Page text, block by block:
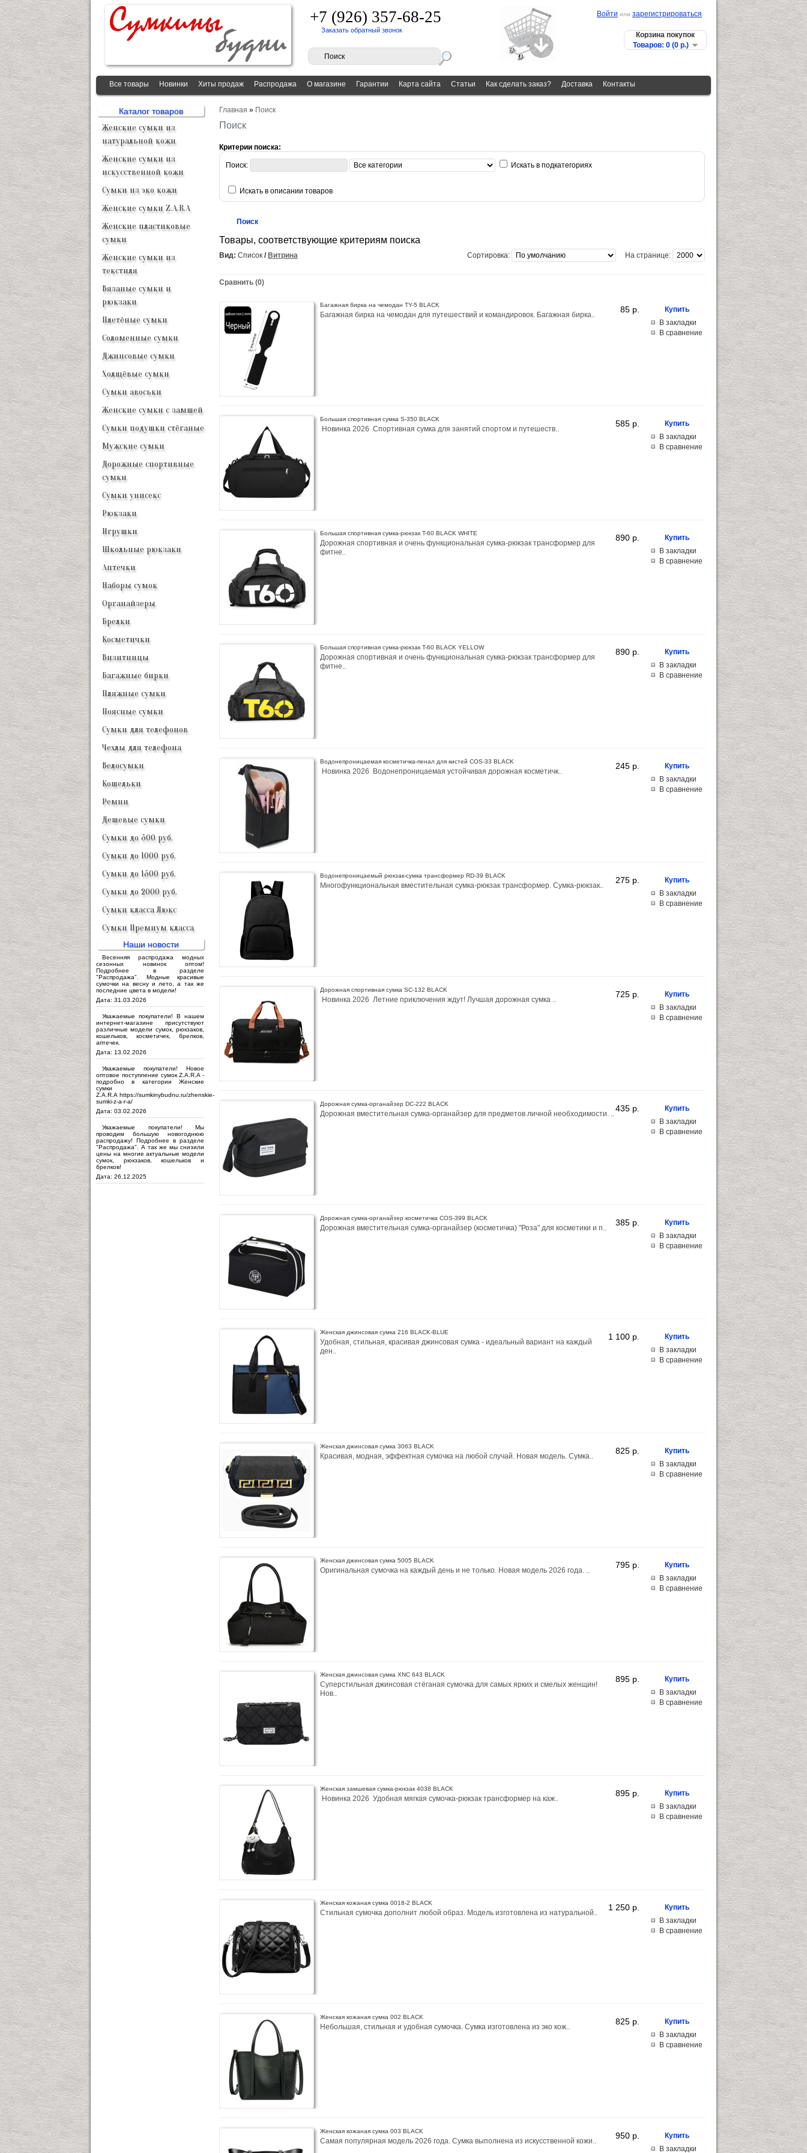
+7 (926) 357-68-25
Заказать обратный звонок
Корзина покупок
Товаров: 0 (0 p.)
Войти или зарегистрироваться
Все товары Новинки Хиты продаж Распродажа О магазине Гарантии Карта сайта Статьи Как сделать заказ? Доставка Контакты
Каталог товаров
Женские сумки из
натуральной кожи
Женские сумки из
искусственной кожи
Сумки из эко кожи
Женские сумки Z.A.R.A
Женские пластиковые
сумки
Женские сумки из
текстиля
Вязаные сумки и
рюкзаки
Плетёные сумки
Соломенные сумки
Джинсовые сумки
Холщёвые сумки
Сумки авоськи
Женские сумки с замшей
Сумки подушки стёганые
Мужские сумки
Дорожные спортивные
сумки
Сумки унисекс
Рюкзаки
Игрушки
Школьные рюкзаки
Аптечки
Наборы сумок
Органайзеры
Брелки
Косметички
Визитницы
Багажные бирки
Пляжные сумки
Поясные сумки
Сумки для телефонов
Чехлы для телефона
Велосумки
Кошельки
Ремни
Дешевые сумки
Сумки до 500 руб.
Сумки до 1000 руб.
Сумки до 1500 руб.
Сумки до 2000 руб.
Сумки класса Люкс
Сумки Премиум класса
Наши новости
Весенняя распродажа модных
сезонных новинок оптом!
Подробнее в разделе
"Распродажа". Модные красивые
сумочки на весну и лето, а так же
последние цвета в модели!
Дата: 31.03.2026
Уважаемые покупатели! В нашем
интернет-магазине присутствуют
различные модели сумок, рюкзаков,
кошельков, косметичек, брелков,
аптечек.
Дата: 13.02.2026
Уважаемые покупатели! Новое
оптовое поступление сумок Z.A.R.A -
подробно в категории Женские
сумки
Z.A.R.A https://sumkinybudnu.ru/zhenskie-
sumki-z-a-r-a/
Дата: 03.02.2026
Уважаемые покупатели! Мы
проводим большую новогоднюю
распродажу! Подробнее в разделе
"Распродажа". А так же мы снизили
цены на многие актуальные модели
сумок, рюкзаков, кошельков и
брелков!
Дата: 26.12.2025
Главная » Поиск
Поиск
Критерии поиска:
Поиск: Искать в подкатегориях
Искать в описании товаров
Товары, соответствующие критериям поиска
Вид: Список / Витрина На странице:
Сортировка:
Сравнить (0)
В закладки
В сравнение
85 p.
Багажная бирка на чемодан TY-5 BLACK
Багажная бирка на чемодан для путешествий и командировок. Багажная бирка..
В закладки
В сравнение
585 p.
Большая спортивная сумка S-350 BLACK
Новинка 2026 Спортивная сумка для занятий спортом и путешеств..
В закладки
В сравнение
890 p.
Большая спортивная сумка-рюкзак T-60 BLACK WHITE
Дорожная спортивная и очень функциональная сумка-рюкзак трансформер для
фитне..
В закладки
В сравнение
890 p.
Большая спортивная сумка-рюкзак T-60 BLACK YELLOW
Дорожная спортивная и очень функциональная сумка-рюкзак трансформер для
фитне..
В закладки
В сравнение
245 p.
Водонепроницаемая косметичка-пенал для кистей COS-33 BLACK
Новинка 2026 Водонепроницаемая устойчивая дорожная косметичк..
В закладки
В сравнение
275 p.
Водонепроницаемый рюкзак-сумка трансформер RD-39 BLACK
Многофункциональная вместительная сумка-рюкзак трансформер. Сумка-рюкзак..
В закладки
В сравнение
725 p.
Дорожная спортивная сумка SC-132 BLACK
Новинка 2026 Летние приключения ждут! Лучшая дорожная сумка ..
В закладки
В сравнение
435 p.
Дорожная сумка-органайзер DC-222 BLACK
Дорожная вместительная сумка-органайзер для предметов личной необходимости. ..
В закладки
В сравнение
385 p.
Дорожная сумка-органайзер косметичка COS-399 BLACK
Дорожная вместительная сумка-органайзер (косметичка) "Роза" для косметики и п..
В закладки
В сравнение
1 100 p.
Женская джинсовая сумка 216 BLACK-BLUE
Удобная, стильная, красивая джинсовая сумка - идеальный вариант на каждый
ден..
В закладки
В сравнение
825 p.
Женская джинсовая сумка 3063 BLACK
Красивая, модная, эффектная сумочка на любой случай. Новая модель. Сумка..
В закладки
В сравнение
795 p.
Женская джинсовая сумка 5005 BLACK
Оригинальная сумочка на каждый день и не только. Новая модель 2026 года. ..
В закладки
В сравнение
895 p.
Женская джинсовая сумка XNC 643 BLACK
Суперстильная джинсовая стёганая сумочка для самых ярких и смелых женщин!
Нов..
В закладки
В сравнение
895 p.
Женская замшевая сумка-рюкзак 4038 BLACK
Новинка 2026 Удобная мягкая сумочка-рюкзак трансформер на каж..
В закладки
В сравнение
1 250 p.
Женская кожаная сумка 0018-2 BLACK
Стильная сумочка дополнит любой образ. Модель изготовлена из натуральной..
В закладки
В сравнение
825 p.
Женская кожаная сумка 002 BLACK
Небольшая, стильная и удобная сумочка. Сумка изготовлена из эко кож..
В закладки
950 p.
Женская кожаная сумка 003 BLACK
Самая популярная модель 2026 года. Сумка выполнена из искусственной кожи..